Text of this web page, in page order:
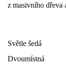
z masivního dřeva
Světle šedá
Dvoumístná